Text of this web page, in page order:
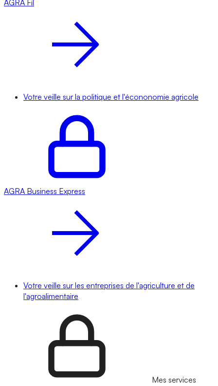
AGRA Fil
Votre veille sur la politique et l'écononomie agricole
AGRA Business Express
Votre veille sur les entreprises de l'agriculture et de
l'agroalimentaire
Mes services